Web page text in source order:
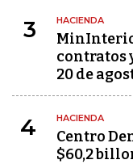
3 HACIENDA
contratos
20 de
4 HACIENDA
Centro
$60,2